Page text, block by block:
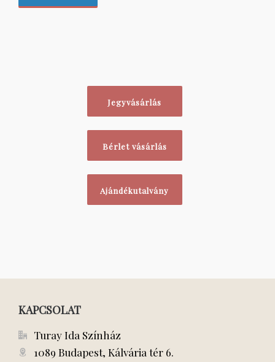
Jegyvásárlás
Bérlet vásárlás
Ajándékutalvány
KAPCSOLAT
Turay Ida Színház
1089 Budapest, Kálvária tér 6.